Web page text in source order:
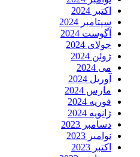
اکتبر 2024
سپتامبر 2024
آگوست 2024
جولای 2024
ژوئن 2024
می 2024
آوریل 2024
مارس 2024
فوریه 2024
ژانویه 2024
دسامبر 2023
نوامبر 2023
اکتبر 2023